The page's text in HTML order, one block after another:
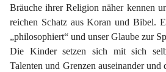
Bräuche ihrer Religion näher kennen
reichen Schatz aus Koran und Bibel.
„philosophiert“ und unser Glaube zur
Die Kinder setzen sich mit sich
Talenten und Grenzen auseinander und